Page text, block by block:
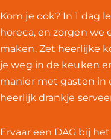
Kom je ook? In 1 dag
horeca, en zorgen we
maken. Zet heerlijke
je weg in de keuken
manier met gasten in
heerlijk drankje
Ervaar een DAG bij